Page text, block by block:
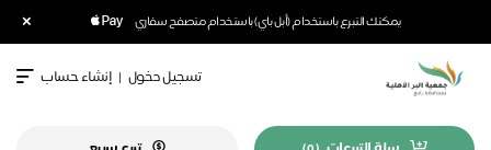
يمكنك التبرع باستخدام (أبل باي) باستخدام متصفح سفاري
تسجيل دخول | إنشاء حساب